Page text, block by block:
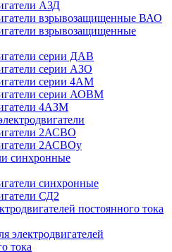
АЗД
взрывозащищенные ВАО
взрывозащищенные
серии ДАВ
серии АЗО
серии 4АМ
серии АОВМ
4АЗМ
2АСВО
2АСВОу
синхронные
синхронные
СД2
постоянного тока
электродвигателей
тока